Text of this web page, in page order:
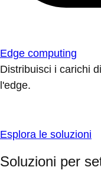
Edge computing
Distribuisci i carichi
l'edge.
Esplora le soluzioni
Soluzioni per